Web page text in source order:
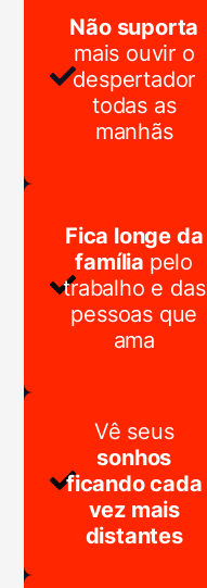
Não suporta
mais ouvir o
despertador
todas as
manhãs
Fica longe da
família pelo
trabalho e das
pessoas que
ama
Vê seus
sonhos
ficando cada
vez mais
distantes